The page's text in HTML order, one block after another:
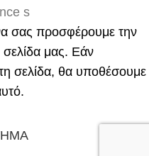
σας προσφέρουμε την
σελίδα μας. Εάν
τη σελίδα, θα υποθέσουμε